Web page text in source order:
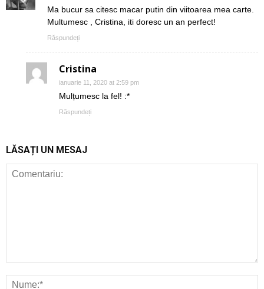
Ma bucur sa citesc macar putin din viitoarea mea carte.
Multumesc , Cristina, iti doresc un an perfect!
Răspundeți
Cristina
ianuarie 11, 2020 at 2:59 pm
Mulțumesc la fel! :*
Răspundeți
LĂSAȚI UN MESAJ